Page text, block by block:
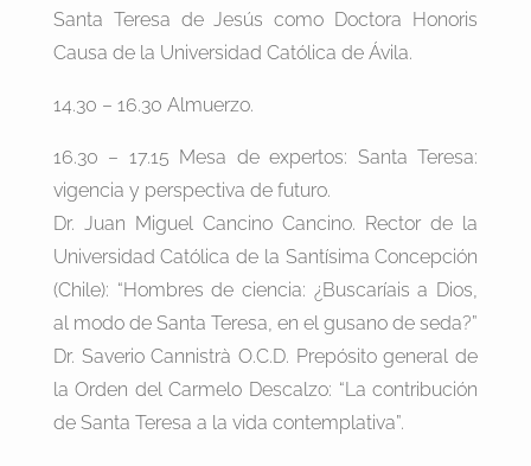
Santa Teresa de Jesús como Doctora Honoris
Causa de la Universidad Católica de Ávila.
14.30 – 16.30 Almuerzo.
16.30 – 17.15 Mesa de expertos: Santa Teresa:
vigencia y perspectiva de futuro.
Dr. Juan Miguel Cancino Cancino. Rector de la
Universidad Católica de la Santísima Concepción
(Chile): “Hombres de ciencia: ¿Buscaríais a Dios,
al modo de Santa Teresa, en el gusano de seda?”
Dr. Saverio Cannistrà O.C.D. Prepósito general de
la Orden del Carmelo Descalzo: “La contribución
de Santa Teresa a la vida contemplativa”.